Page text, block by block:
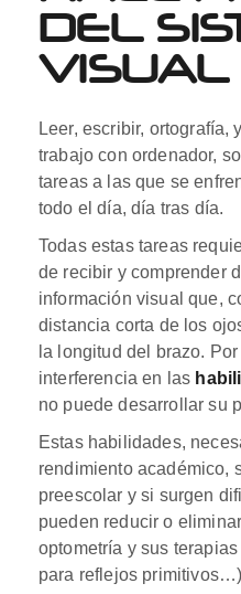
DEL
VISUAL
Leer, escribir, ortografía,
trabajo con ordenador,
tareas a las que se
todo el día, día tras día.
Todas estas tareas
de recibir y comprender
información visual que,
distancia corta de los
la longitud del brazo.
interferencia en las
no puede desarrollar su
Estas habilidades,
rendimiento académico,
preescolar y si surgen
pueden reducir o
optometría y sus terapias
para reflejos